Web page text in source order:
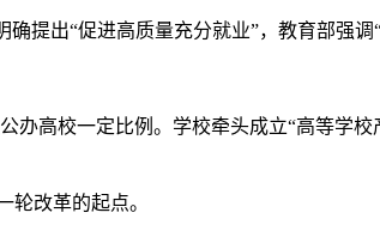
提出“促进高质量充分就业”，教育部强调
高校一定比例。学校牵头成立“高等学
轮改革的起点。